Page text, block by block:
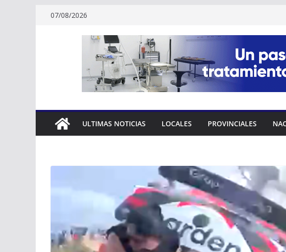
07/08/2026
ULTIMAS NOTICIAS LOCALES PROVINCIALES